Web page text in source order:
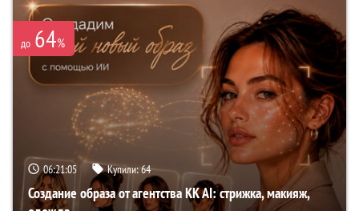
до 64%
06:21:04 Купили:64
Создание образа от агентства KK AI: стрижка, макияж,